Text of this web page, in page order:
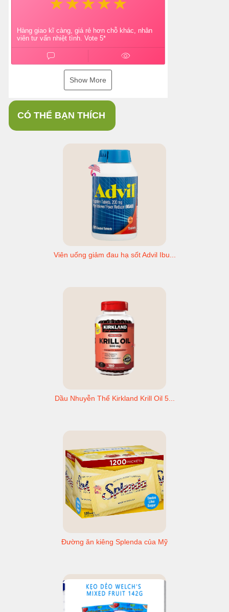
Hàng giao kĩ càng, giá rẻ hơn chỗ khác, nhân
viên tư vấn nhiệt tình. Vote 5*
Show More
CÓ THỂ BẠN THÍCH
Viên uống giảm đau hạ sốt Advil Ibu...
Dầu Nhuyễn Thể Kirkland Krill Oil 5...
Đường ăn kiêng Splenda của Mỹ